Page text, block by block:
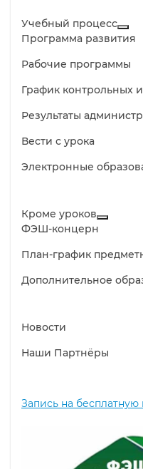
Учебный процесс
Программа развития
Рабочие программы
График контрольных
Результаты
Вести с урока
Электронные
Кроме уроков
ФЭШ-концерн
План-график
Дополнительное
Новости
Наши Партнёры
Запись на